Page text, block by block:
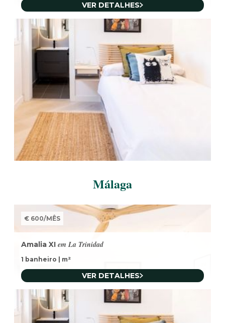
VER DETALHES
Málaga
€ 600/MÊS
Amalia XI em La Trinidad
1 banheiro m²
VER DETALHES